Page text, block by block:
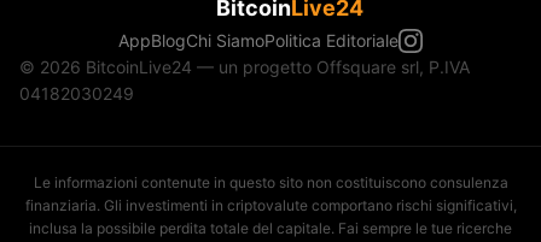
BitcoinLive24
AppBlogChi SiamoPolitica Editoriale
© 2026 BitcoinLive24 — un progetto Offsquare srl, P.IVA
04182030249
Le informazioni contenute in questo sito non costituiscono consulenza
finanziaria. Gli investimenti in criptovalute comportano rischi significativi,
inclusa la possibile perdita totale del capitale. Fai sempre le tue ricerche